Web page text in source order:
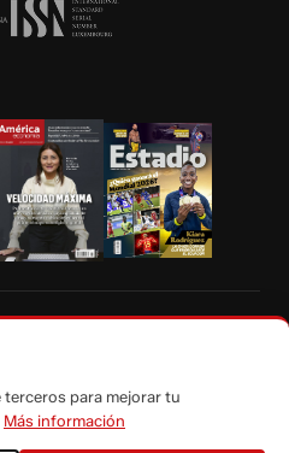
los contenidos de Vistazo.com.
para mejorar tu
Más información